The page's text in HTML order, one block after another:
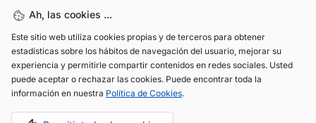
Ah, las cookies ...
Este sitio web utiliza cookies propias y de terceros para obtener
estadísticas sobre los hábitos de navegación del usuario, mejorar su
experiencia y permitirle compartir contenidos en redes sociales. Usted
puede aceptar o rechazar las cookies. Puede encontrar toda la
información en nuestra Política de Cookies.
(+34) 744 408 070
info@motoreto.com